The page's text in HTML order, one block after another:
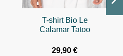
T-shirt Bio Le
Calamar Tatoo
29,90 €